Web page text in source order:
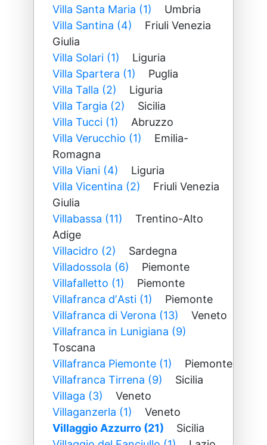
Villa Santa Maria (1)
Umbria
Villa Santina (4)
Friuli Venezia
Giulia
Villa Solari (1)
Liguria
Villa Spartera (1)
Puglia
Villa Talla (2)
Liguria
Villa Targia (2)
Sicilia
Villa Tucci (1)
Abruzzo
Villa Verucchio (1)
Emilia-
Romagna
Villa Viani (4)
Liguria
Villa Vicentina (2)
Friuli Venezia
Giulia
Villabassa (11)
Trentino-Alto
Adige
Villacidro (2)
Sardegna
Villadossola (6)
Piemonte
Villafalletto (1)
Piemonte
Villafranca dʼAsti (1)
Piemonte
Villafranca di Verona (13)
Veneto
Villafranca in Lunigiana (9)
Toscana
Villafranca Piemonte (1)
Piemonte
Villafranca Tirrena (9)
Sicilia
Villaga (3)
Veneto
Villaganzerla (1)
Veneto
Villaggio Azzurro (21)
Sicilia